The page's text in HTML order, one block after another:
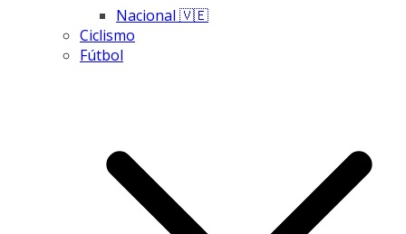
Nacional 🇻🇪
Ciclismo
Fútbol